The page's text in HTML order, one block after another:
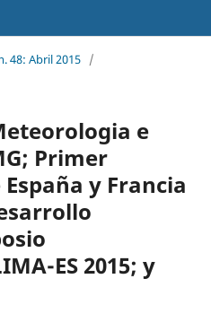
48: Abril 2015 /
e
Primer
y Francia
ES 2015; y